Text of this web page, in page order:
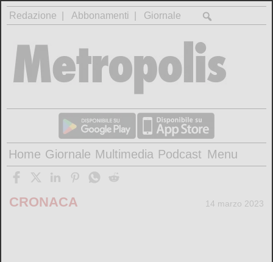
Redazione Abbonamenti Giornale
Home Giornale Multimedia Podcast Menu
CRONACA 14 marzo 2023